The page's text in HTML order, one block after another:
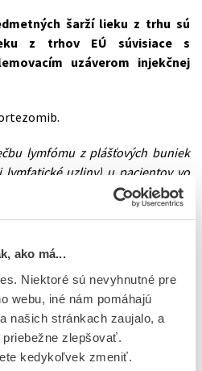
ako má...
Niektoré sú nevyhnutné pre
webu, iné nám pomáhajú
našich stránkach zaujalo, a
zlepšovať.
kedykoľvek zmeniť.
šarží lieku z trhu sú
z trhov EÚ súvisiace s
uzáverom injekčnej
lymfómu z plášťových buniek
uzliny) u pacientov vo
v kombinácii s liekmi rituximab,
a prednizón, u pacientov, ktorých
kmeňových buniek.
rizika sa považuje za
podávania a manipulácie s
personálu. ŠÚKL
nežiaduce udalosti v dôsledku
šaržách.